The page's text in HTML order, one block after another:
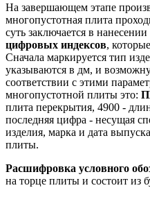
На завершающем этапе
многопустотная плита
суть заключается в
цифровых индексов,
Сначала маркируется тип
указываются в дм, и
соответствии с этими
многопустотной плиты это:
плита перекрытия, 4900 -
последняя цифра - несущая
изделия, марка и дата
плиты.
Расшифровка условного
на торце плиты и состоит из